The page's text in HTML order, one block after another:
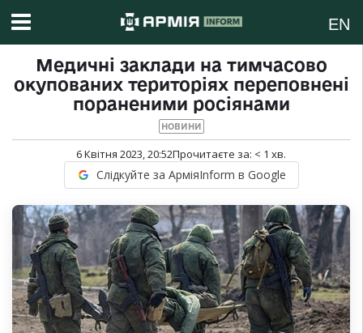
EN
Медичні заклади на тимчасово
окупованих територіях переповнені
пораненими росіянами
НОВИНИ
6 Квітня 2023, 20:52Прочитаєте за: < 1 хв.
Слідкуйте за АрміяInform в Google